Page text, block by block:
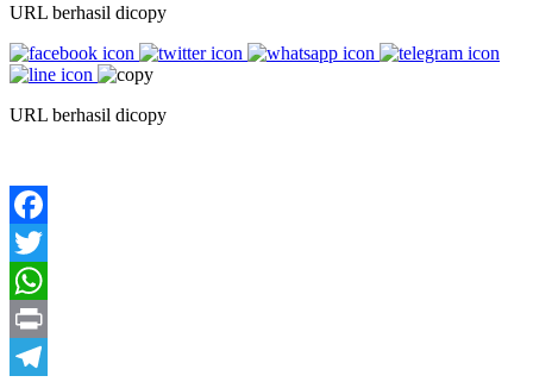
URL berhasil dicopy
URL berhasil dicopy
Facebook
Twitter
WhatsApp
Print